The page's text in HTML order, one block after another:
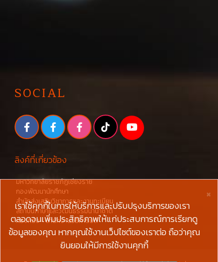
SOCIAL
ลิงค์ที่เกี่ยวข้อง
มหาวิทยาลัยราชภัฏเชียงราย
กองพัฒนานักศึกษา
สำนักส่งเสริมวิชาการและงานทะเบียน
สถาบันภาษาและวัฒนธรรมนานาชาติ
กองคลัง - สำนักงานอธิการบดี
×
เราใช้คุกกี้ในการให้บริการและปรับปรุงบริการของเรา
ตลอดจนเพิ่มประสิทธิภาพให้แก่ประสบการณ์การเรียกดู
ข้อมูลของคุณ หากคุณใช้งานเว็ปไซต์ของเราต่อ ถือว่าคุณ
ยินยอมให้มีการใช้งานคุกกี้